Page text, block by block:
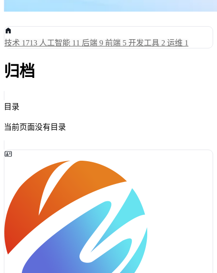
技术 1713 人工智能 11 后端 9 前端 5 开发工具 2 运维 1
归档
目录
当前页面没有目录